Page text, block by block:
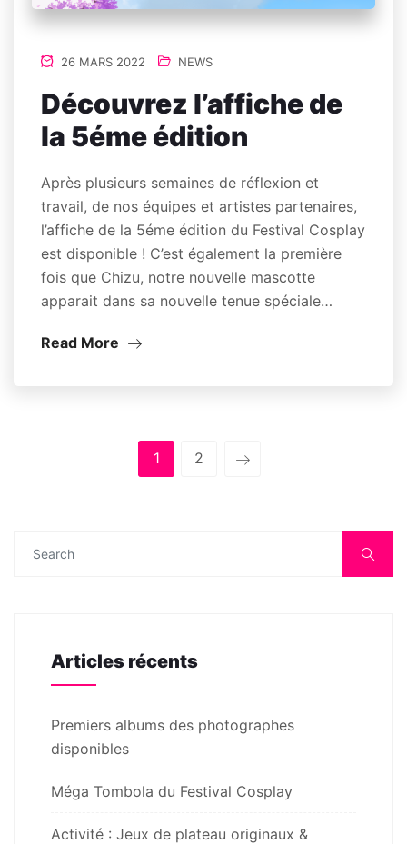
26 MARS 2022 NEWS
Découvrez l’affiche de
la 5éme édition
Après plusieurs semaines de réflexion et
travail, de nos équipes et artistes partenaires,
l’affiche de la 5éme édition du Festival Cosplay
est disponible ! C’est également la première
fois que Chizu, notre nouvelle mascotte
apparait dans sa nouvelle tenue spéciale…
Read More
1 2
Articles récents
Premiers albums des photographes
disponibles
Méga Tombola du Festival Cosplay
Activité : Jeux de plateau originaux &